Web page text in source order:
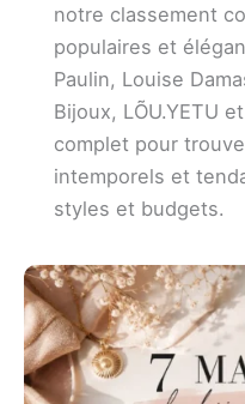
notre classement
populaires et
Paulin, Louise
Bijoux, LÕU.YETU
complet pour
intemporels et
styles et budgets.